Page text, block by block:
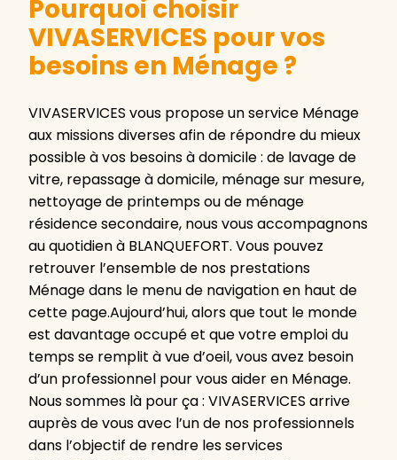
Pourquoi choisir
VIVASERVICES pour vos
besoins en Ménage ?
VIVASERVICES vous propose un service Ménage
aux missions diverses afin de répondre du mieux
possible à vos besoins à domicile : de lavage de
vitre, repassage à domicile, ménage sur mesure,
nettoyage de printemps ou de ménage
résidence secondaire, nous vous accompagnons
au quotidien à BLANQUEFORT. Vous pouvez
retrouver l’ensemble de nos prestations
Ménage dans le menu de navigation en haut de
cette page.Aujourd’hui, alors que tout le monde
est davantage occupé et que votre emploi du
temps se remplit à vue d’oeil, vous avez besoin
d’un professionnel pour vous aider en Ménage.
Nous sommes là pour ça : VIVASERVICES arrive
auprès de vous avec l’un de nos professionnels
dans l’objectif de rendre les services